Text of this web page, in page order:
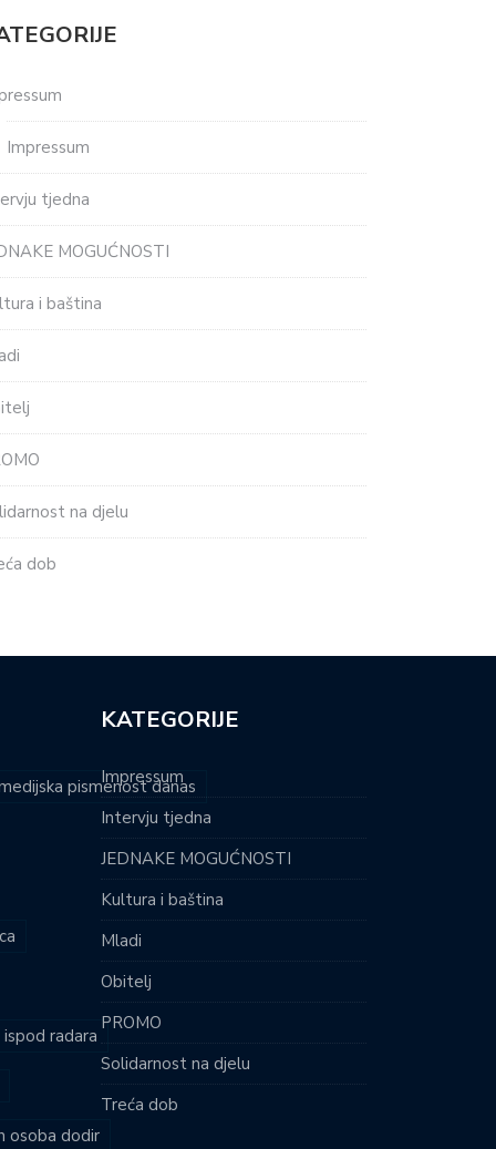
Impressum
tjedna
MOGUĆNOSTI
i baština
na djelu
dob
pismenost danas
radara
osoba dodir
KATEGORIJE
Impressum
Intervju tjedna
JEDNAKE MOGUĆNOSTI
Kultura i baština
Mladi
Obitelj
PROMO
Solidarnost na djelu
Treća dob